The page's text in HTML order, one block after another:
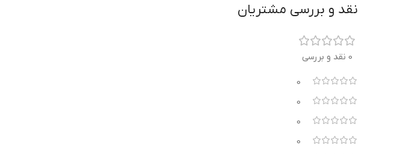
نقد و بررسی مشتریان
0 نقد و بررسی
0
0
0
0